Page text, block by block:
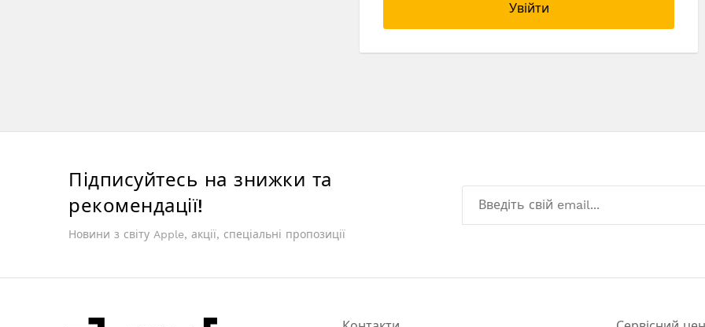
Увійти
Підписуйтесь на знижки та
рекомендації!
Новини з світу Apple, акції, спеціальні пропозиції